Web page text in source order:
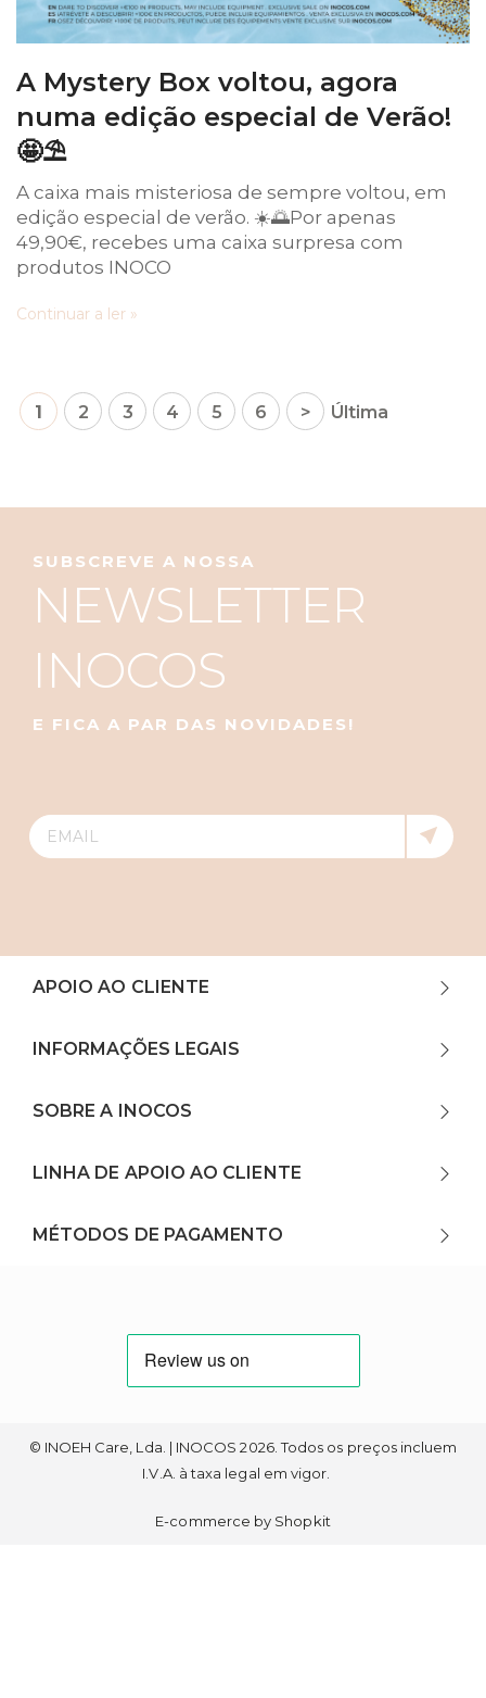
A Mystery Box voltou, agora
numa edição especial de Verão!
🤩⛱️
A caixa mais misteriosa de sempre voltou, em
edição especial de verão. ☀️🌅Por apenas
49,90€, recebes uma caixa surpresa com
produtos INOCO
Continuar a ler »
1 2 3 4 5 6 > Última
SUBSCREVE A NOSSA
NEWSLETTER
INOCOS
E FICA A PAR DAS NOVIDADES!
APOIO AO CLIENTE
INFORMAÇÕES LEGAIS
SOBRE A INOCOS
LINHA DE APOIO AO CLIENTE
MÉTODOS DE PAGAMENTO
© INOEH Care, Lda. | INOCOS 2026. Todos os preços incluem
I.V.A. à taxa legal em vigor.
E-commerce by Shopkit